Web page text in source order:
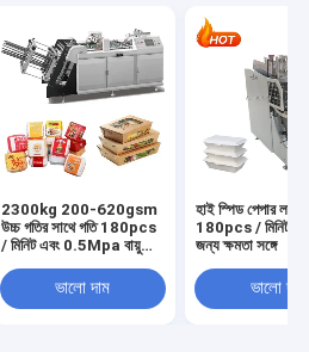
2300kg 200-620gsm
উচ্চ গতির সাথে গতি 180pcs
/ মিনিট এবং 0.5Mpa বায়ু
ভালো দাম
হাই স্পিড পেপার লাঞ্চ
180pcs / মিনিট
জন্য ক্ষমতা সঙ্গে
ভালো দাম